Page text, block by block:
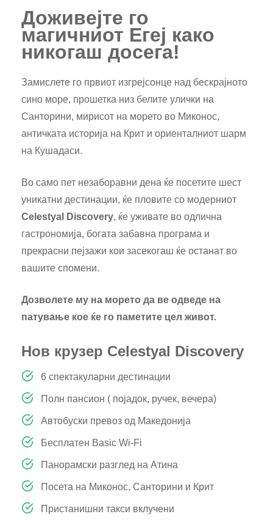
Доживејте го
магичниот Егеј како
никогаш досега!
Замислете го првиот изгрејсонце над бескрајното
сино море, прошетка низ белите улички на
Санторини, мирисот на морето во Миконос,
античката историја на Крит и ориенталниот шарм
на Кушадаси.
Во само пет незаборавни дена ќе посетите шест
уникатни дестинации, ќе пловите со модерниот
Celestyal Discovery, ќе уживате во одлична
гастрономија, богата забавна програма и
прекрасни пејзажи кои засекогаш ќе останат во
вашите спомени.
Дозволете му на морето да ве одведе на
патување кое ќе го паметите цел живот.
Нов крузер Celestyal Discovery
6 спектакуларни дестинации
Полн пансион ( појадок, ручек, вечера)
Автобуски превоз од Македонија
Бесплатен Basic Wi-Fi
Панорамски разглед на Атина
Посета на Миконос, Санторини и Крит
Пристанишни такси вклучени